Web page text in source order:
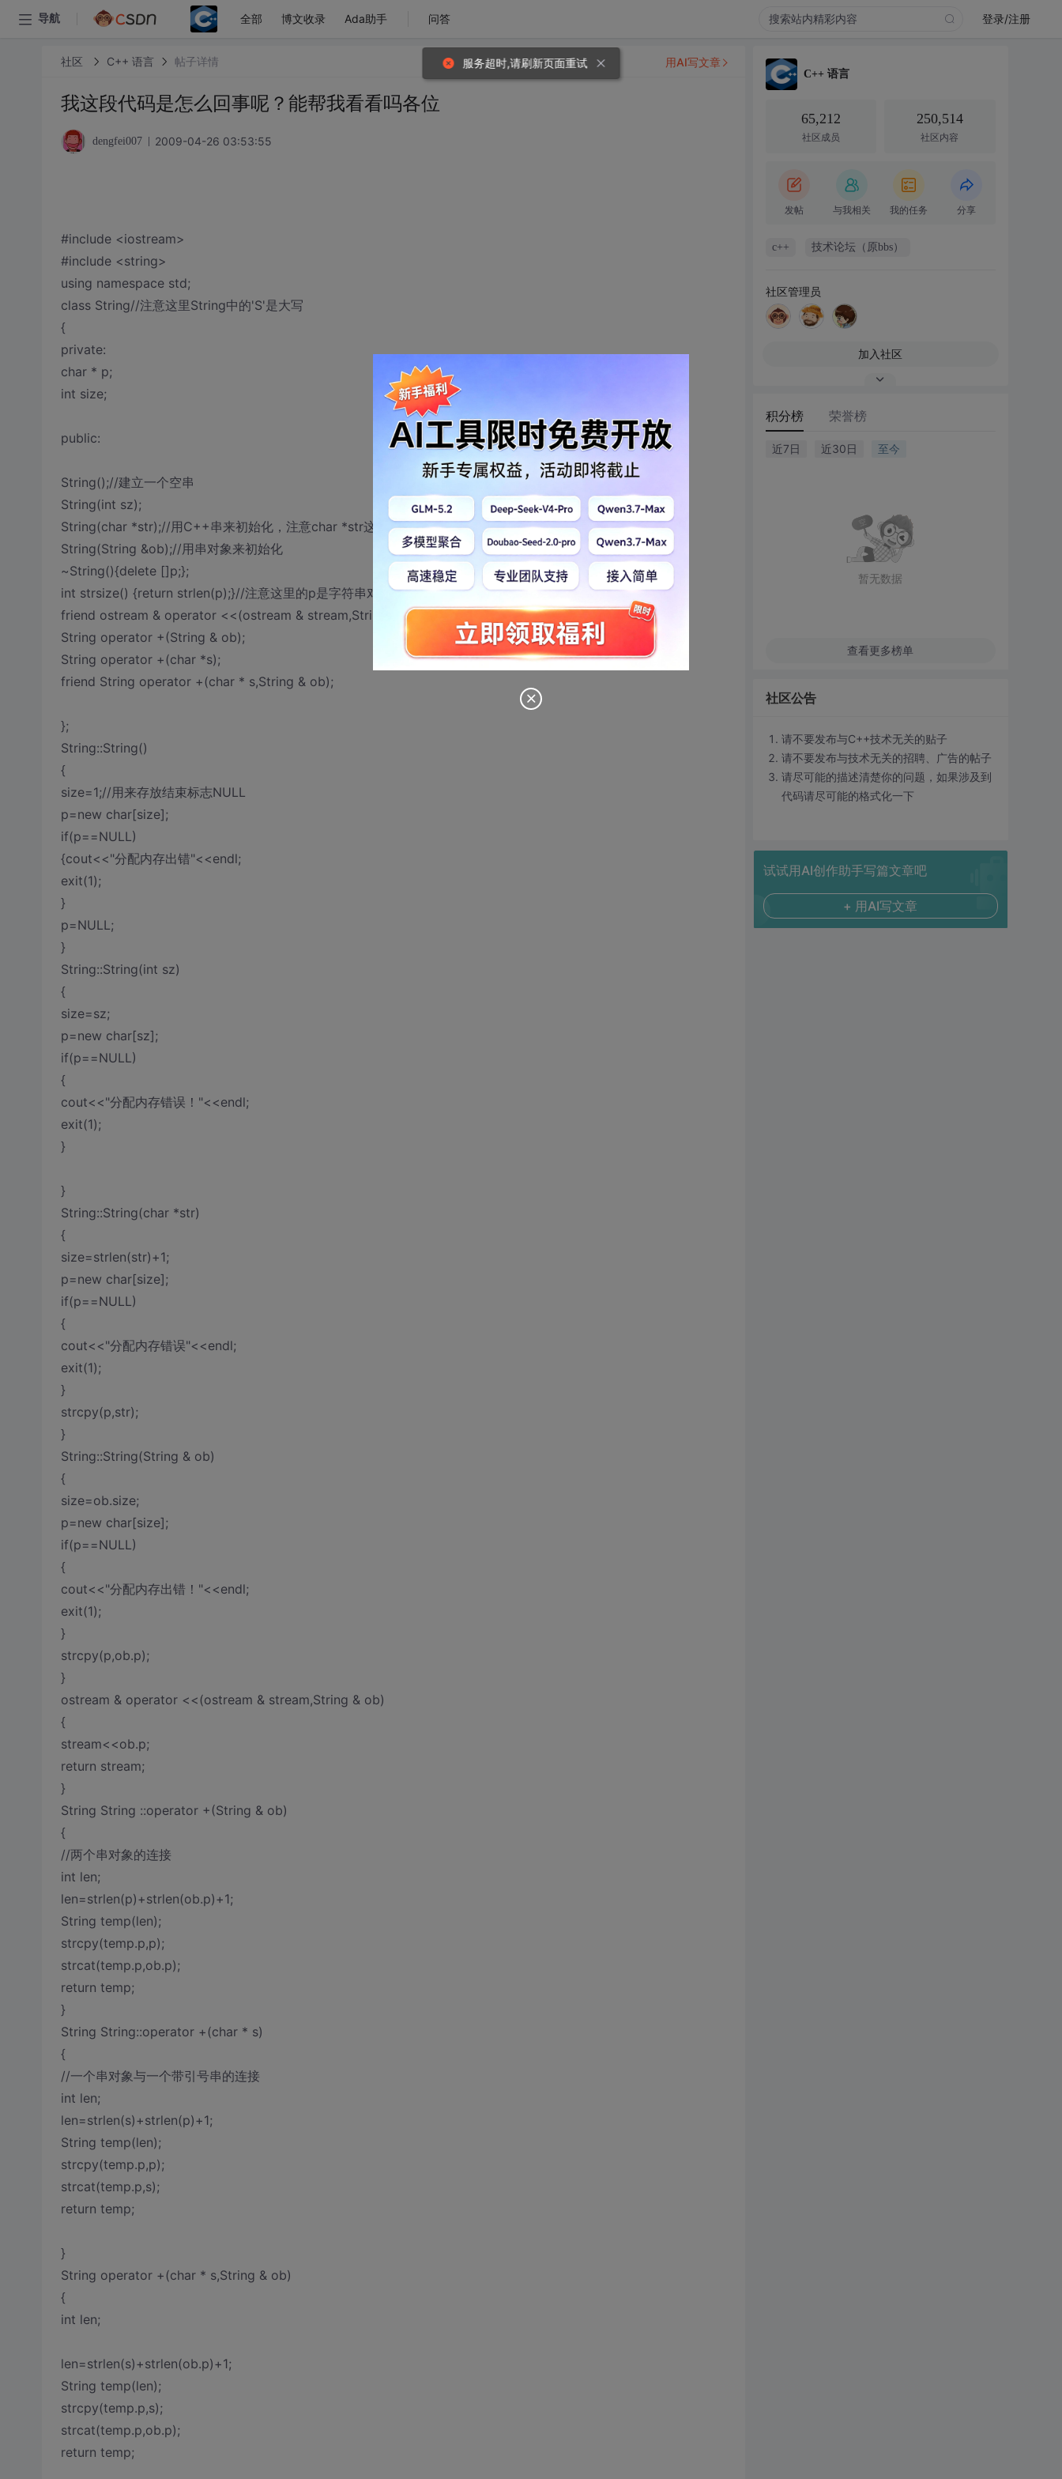
导航 全部 博文收录 Ada助手 问答 登录/注册
社区 C++ 语言 帖子详情
我这段代码是怎么回事呢？能帮我看看吗各位
dengfei007 2009-04-26 03:53:55
#include <iostream>
#include <string>
using namespace std;
class String//注意这里String中的'S'是大写
{
private:
char * p;
int size;
public:
String();//建立一个空串
String(int sz);
String(char *str);//用C++串来初始化，注意char *str这里实际上就是str是一个串即是一个串对象
String(String &ob);//用串对象来初始化
~String(){delete []p;};
int strsize() {return strlen(p);}//注意这里的p是字符串对象
friend ostream & operator <<(ostream & stream,String & ob);
String operator +(String & ob);
String operator +(char *s);
friend String operator +(char * s,String & ob);
};
String::String()
{
size=1;//用来存放结束标志NULL
p=new char[size];
if(p==NULL)
{cout<<"分配内存出错"<<endl;
exit(1);
}
p=NULL;
}
String::String(int sz)
{
size=sz;
p=new char[sz];
if(p==NULL)
{
cout<<"分配内存错误！"<<endl;
exit(1);
}
}
String::String(char *str)
{
size=strlen(str)+1;
p=new char[size];
if(p==NULL)
{
cout<<"分配内存错误"<<endl;
exit(1);
}
strcpy(p,str);
}
String::String(String & ob)
{
size=ob.size;
p=new char[size];
if(p==NULL)
{
cout<<"分配内存出错！"<<endl;
exit(1);
}
strcpy(p,ob.p);
}
ostream & operator <<(ostream & stream,String & ob)
{
stream<<ob.p;
return stream;
}
String String ::operator +(String & ob)
{
//两个串对象的连接
int len;
len=strlen(p)+strlen(ob.p)+1;
String temp(len);
strcpy(temp.p,p);
strcat(temp.p,ob.p);
return temp;
}
String String::operator +(char * s)
{
//一个串对象与一个带引号串的连接
int len;
len=strlen(s)+strlen(p)+1;
String temp(len);
strcpy(temp.p,p);
strcat(temp.p,s);
return temp;
}
String operator +(char * s,String & ob)
{
int len;
len=strlen(s)+strlen(ob.p)+1;
String temp(len);
strcpy(temp.p,s);
strcat(temp.p,ob.p);
return temp;
用AI写文章
C++ 语言
65,212
社区成员
250,514
社区内容
发帖 与我相关 我的任务 分享
c++ 技术论坛（原bbs）
社区管理员
加入社区
积分榜 荣誉榜
近7日 近30日 至今
暂无数据
查看更多榜单
社区公告
请不要发布与C++技术无关的贴子
请不要发布与技术无关的招聘、广告的帖子
请尽可能的描述清楚你的问题，如果涉及到
代码请尽可能的格式化一下
试试用AI创作助手写篇文章吧
+ 用AI写文章
服务超时,请刷新页面重试